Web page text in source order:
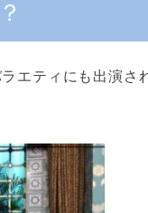
エティにも出演さ